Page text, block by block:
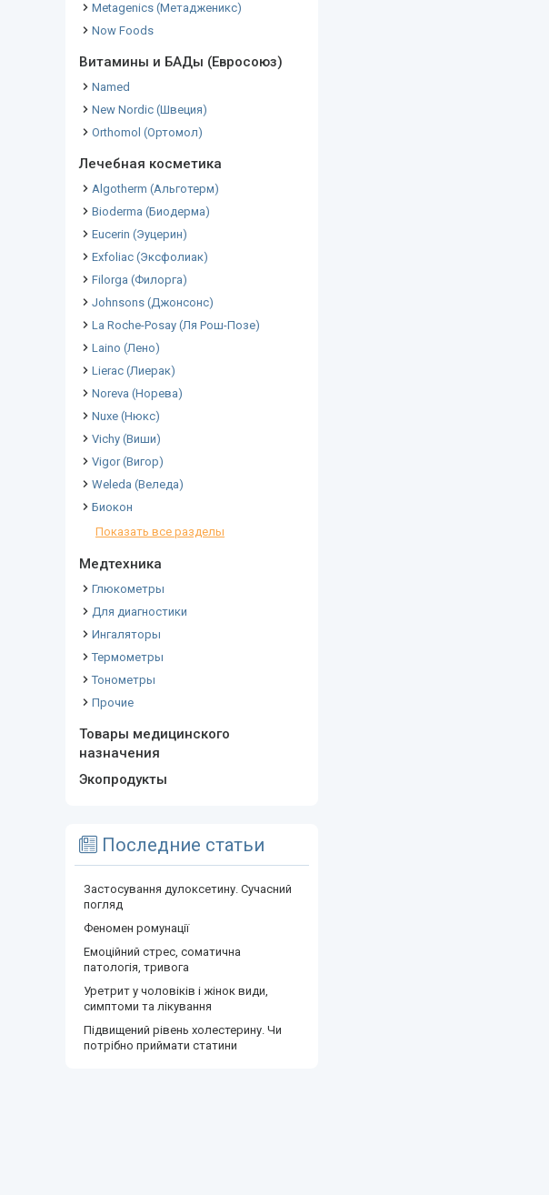
Metagenics (Метадженикс)
Now Foods
Витамины и БАДы (Евросоюз)
Named
New Nordic (Швеция)
Orthomol (Ортомол)
Лечебная косметика
Algotherm (Альготерм)
Bioderma (Биодерма)
Eucerin (Эуцерин)
Exfoliac (Эксфолиак)
Filorga (Филорга)
Johnsons (Джонсонс)
La Roche-Posay (Ля Рош-Позе)
Laino (Лено)
Lierac (Лиерак)
Noreva (Норева)
Nuxe (Нюкс)
Vichy (Виши)
Vigor (Вигор)
Weleda (Веледа)
Биокон
Показать все разделы
Медтехника
Глюкометры
Для диагностики
Ингаляторы
Термометры
Тонометры
Прочие
Товары медицинского
назначения
Экопродукты
Последние статьи
Застосування дулоксетину. Сучасний
погляд
Феномен ромунації
Емоційний стрес, соматична
патологія, тривога
Уретрит у чоловіків і жінок види,
симптоми та лікування
Підвищений рівень холестерину. Чи
потрібно приймати статини